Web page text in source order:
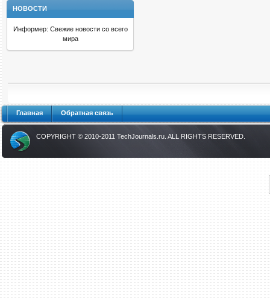
НОВОСТИ
Информер: Свежие новости со всего
мира
Главная Обратная связь
COPYRIGHT © 2010-2011 TechJournals.ru . ALL RIGHTS RESERVED.